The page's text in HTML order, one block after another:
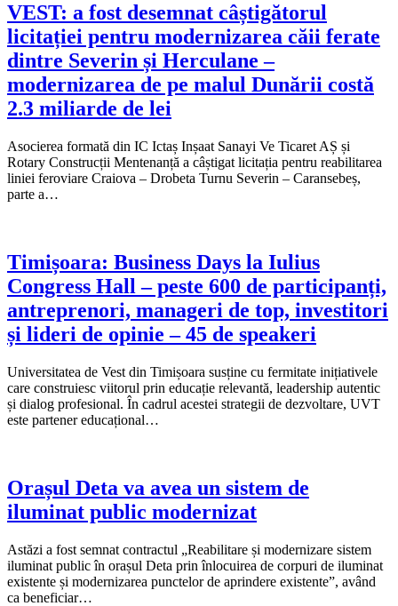
VEST: a fost desemnat câștigătorul
licitației pentru modernizarea căii ferate
dintre Severin și Herculane –
modernizarea de pe malul Dunării costă
2.3 miliarde de lei
Asocierea formată din IC Ictaș Inșaat Sanayi Ve Ticaret AȘ și
Rotary Construcții Mentenanță a câștigat licitația pentru reabilitarea
liniei feroviare Craiova – Drobeta Turnu Severin – Caransebeș,
parte a…
Timișoara: Business Days la Iulius
Congress Hall – peste 600 de participanți,
antreprenori, manageri de top, investitori
și lideri de opinie – 45 de speakeri
Universitatea de Vest din Timișoara susține cu fermitate inițiativele
care construiesc viitorul prin educație relevantă, leadership autentic
și dialog profesional. În cadrul acestei strategii de dezvoltare, UVT
este partener educațional…
Orașul Deta va avea un sistem de
iluminat public modernizat
Astăzi a fost semnat contractul „Reabilitare și modernizare sistem
iluminat public în orașul Deta prin înlocuirea de corpuri de iluminat
existente și modernizarea punctelor de aprindere existente”, având
ca beneficiar…